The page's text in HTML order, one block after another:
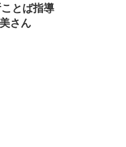
とば指導
さん